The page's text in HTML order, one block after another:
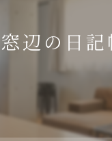
窓辺の日記